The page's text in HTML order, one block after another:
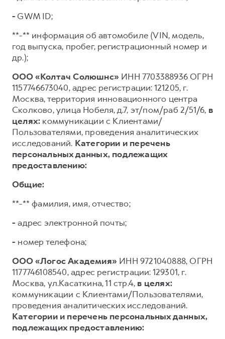
- GWM ID;
**-** информация об автомобиле (VIN, модель,
год выпуска, пробег, регистрационный номер и
др.);
ООО «Колтач Солюшнс» ИНН 7703388936 ОГРН
1157746673040, адрес регистрации: 121205, г.
Москва, территория инновационного центра
Сколково, улица Нобеля, д.7, эт/пом/раб 2/51/6, в
целях: коммуникации с Клиентами/
Пользователями, проведения аналитических
исследований. Категории и перечень
персональных данных, подлежащих
предоставлению:
Общие:
**-** фамилия, имя, отчество;
- адрес электронной почты;
- номер телефона;
ООО «Логос Академия» ИНН 9721040888, ОГРН
1177746108540, адрес регистрации: 129301, г.
Москва, ул.Касаткина, 11 стр.4, в целях:
коммуникации с Клиентами/Пользователями,
проведения аналитических исследований.
Категории и перечень персональных данных,
подлежащих предоставлению: